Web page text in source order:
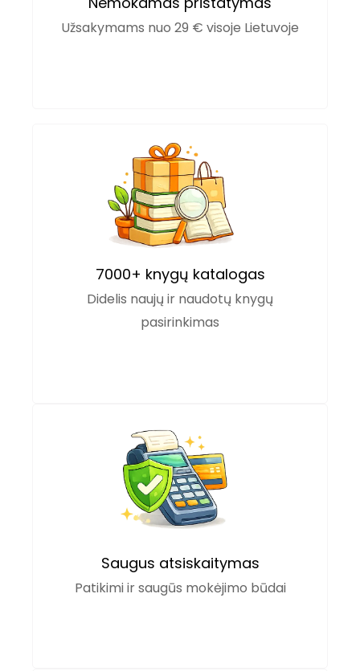
Užsakymams nuo 29 € visoje Lietuvoje
7000+ knygų katalogas
Didelis naujų ir naudotų knygų
pasirinkimas
Saugus atsiskaitymas
Patikimi ir saugūs mokėjimo būdai